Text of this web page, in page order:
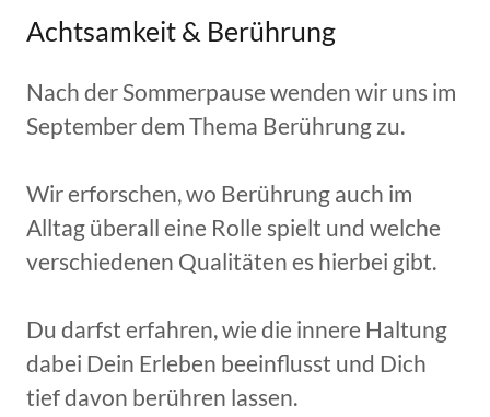
Achtsamkeit & Berührung
Nach der Sommerpause wenden wir uns im
September dem Thema Berührung zu.
Wir erforschen, wo Berührung auch im
Alltag überall eine Rolle spielt und welche
verschiedenen Qualitäten es hierbei gibt.
Du darfst erfahren, wie die innere Haltung
dabei Dein Erleben beeinflusst und Dich
tief davon berühren lassen.